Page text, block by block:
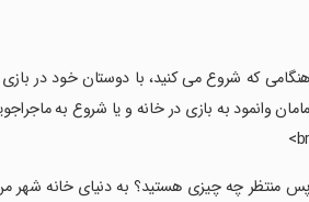
‏هنگامی که شروع می کنید، با دوستان خود در
مامان وانمود به بازی در خانه و یا شروع به
br>
‏پس منتظر چه چیزی هستید؟ به دنیای خانه شهر